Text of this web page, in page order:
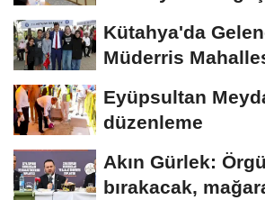
Kütahya'da
Müderris
Eyüpsultan
düzenleme
Akın Gürlek:
bırakacak,